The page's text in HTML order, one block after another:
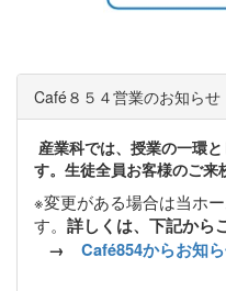
Café８５４営業のお知らせ
産業科では、授業の一環
す。生徒全員お客様のご来
※変更がある場合は当ホ
す。 詳しくは、下記から
→ Café854からお知